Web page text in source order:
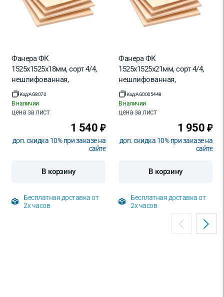
Фанера ФК
1525х1525х18мм, сорт 4/4,
нешлифованная,
влагостойкая
Код:AG8070
В наличии
цена за лист
1 540 ₽
доп. скидка 10% при заказе на
сайте
В корзину
Бесплатная доставка от
2х часов
Фанера ФК
1525х1525х21мм, сорт 4/4,
нешлифованная,
влагостойкая
Код:AG0005448
В наличии
цена за лист
1 950 ₽
доп. скидка 10% при заказе на
сайте
В корзину
Бесплатная доставка от
2х часов